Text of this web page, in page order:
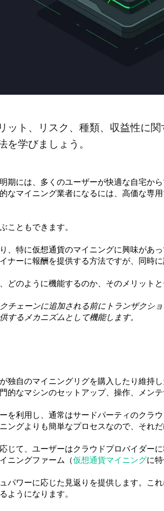
ット、リスク、種類、収益性に
学びましょう。
期には、多くのユーザーが快適な自宅か
なマイニング業者になるには、高価な専
こともできます。
、特に仮想通貨のマイニングに興味があ
ナーに報酬を提供する方法ですが、同時に
どのように機能するのか、そのメリット
チェーンに追加される前にトランザクシ
するメカニズムとして機能します。
独自のマイニングリグを購入したり維持
的なマシンのセットアップ、操作、メン
を利用し、通常はサードパーティのクラ
ングよりも簡単なプロセスなので、それだ
じて、ユーザーはクラウドプロバイダー
ニングファーム（仮想通貨マイニングに
パワーに応じた見返りを提供します。こ
ようになります。